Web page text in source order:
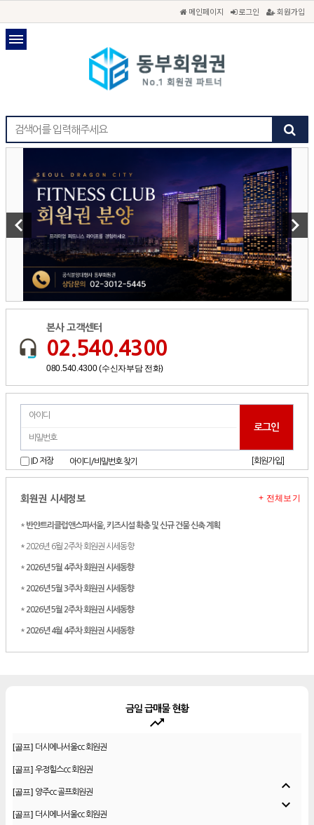
메인페이지 로그인 회원가입
keyboard_arrow_left keyboard_arrow_right
본사 고객센터
02.540.4300
080.540.4300 (수신자부담 전화)
ID 저장 아이디/비밀번호 찾기 [회원가입]
회원권 시세정보
* 반얀트리클럽앤스파서울, 키즈시설 확충 및 신규 건물 신축 계획
* 2026년 6월 2주차 회원권 시세동향
* 2026년 5월 4주차 회원권 시세동향
* 2026년 5월 3주차 회원권 시세동향
* 2026년 5월 2주차 회원권 시세동향
* 2026년 4월 4주차 회원권 시세동향
+ 전체보기
금일 급매물 현황
trending_up
[골프] 우정힐스cc 회원권
[골프] 양주cc 골프회원권
[골프] 더시에나서울cc 회원권
[골프] 레이크우드cc 프리빌리지
expand_less
expand_more